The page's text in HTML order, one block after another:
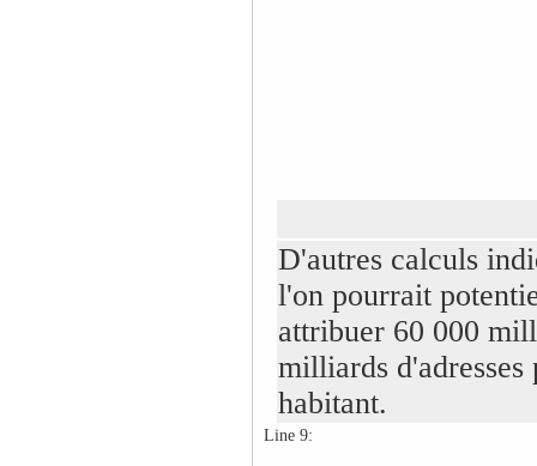
D'autres calculs
l'on pourrait
attribuer 60 000
milliards d'adresses
habitant.
Line 9: